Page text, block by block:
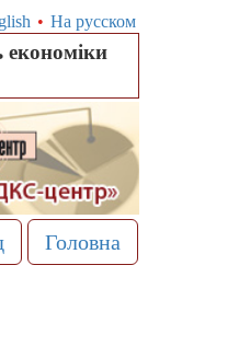
• На русском
економіки
Головна